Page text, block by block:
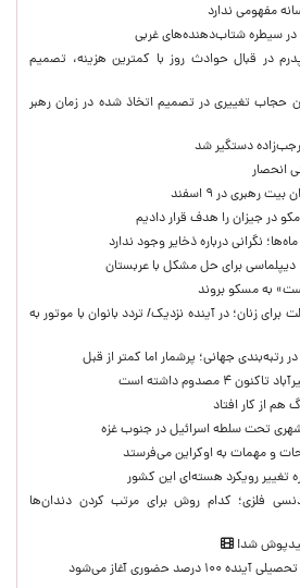
مفهومی ندارد
در سیطره شتاب‌دهنده‌‌های غربی
در قبال حوادث روز با کمترین هزینه، تصمیم
تغییری در تصمیم اتخاذ شده در زمان رهبر
دستگیر شد
انحصار
رهبری در ۹ اسفند
در جیزان را هدف قرار دادیم
نگرانی درباره ذخایر وجود ندارد
دیپلماسی برای حل مشکل با عربستان
به مسکو بروند
برای زنان؛ در آینده نزدیک/ تردد بانوان با موتور به‌
رتبه‌بندی جهانی؛ پرشمار اما کمتر از قبل
مصدوم داشته است
هم از کار افتاد
تحت سلطه اسرائیل در جنوب غزه
و مهمات به اوکراین می‌فرستد
تغییر رویکرد هسته‌ای این کشور
فلزی؛ کدام روش برای مرتب کردن دندان‌ها
شد!
حضوری آغاز می‌شود